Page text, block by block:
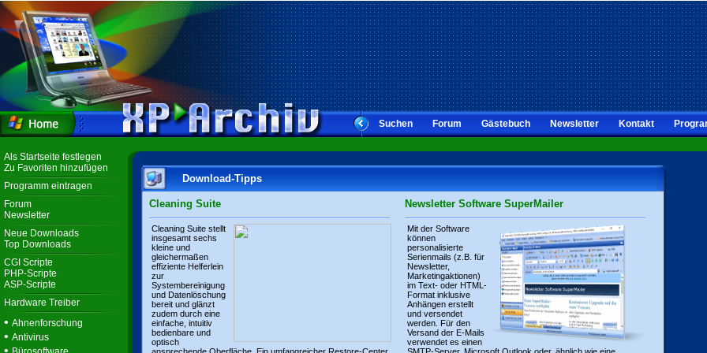
Suchen Forum Gästebuch Newsletter Kontakt
Als Startseite festlegen
Zu Favoriten hinzufügen
Programm eintragen
Forum
Newsletter
Neue Downloads
Top Downloads
CGI Scripte
PHP-Scripte
ASP-Scripte
Hardware Treiber
• Ahnenforschung
• Antivirus
•
Download-Tipps
Cleaning Suite
Cleaning Suite stellt
insgesamt sechs
kleine und
gleichermaßen
effiziente Helferlein
zur
Systembereinigung
und Datenlöschung
bereit und glänzt
zudem durch eine
einfache, intuitiv
bedienbare und
optisch
Newsletter Software SuperMailer
Mit der Software
können
personalisierte
Serienmails (z.B. für
Newsletter,
Marketingaktionen)
im Text- oder HTML-
Format inklusive
Anhängen erstellt
und versendet
werden. Für den
Versand der E-Mails
verwendet es einen